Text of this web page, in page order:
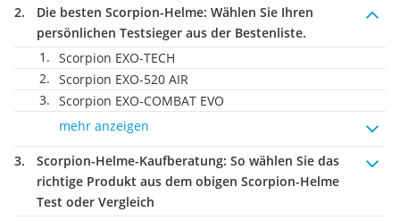
Die besten Scorpion-Helme: Wählen Sie Ihren
persönlichen Testsieger aus der Bestenliste.
Scorpion EXO-TECH
Scorpion EXO-520 AIR
Scorpion EXO-COMBAT EVO
mehr anzeigen
Scorpion-Helme-Kaufberatung: So wählen Sie das
richtige Produkt aus dem obigen Scorpion-Helme
Test oder Vergleich